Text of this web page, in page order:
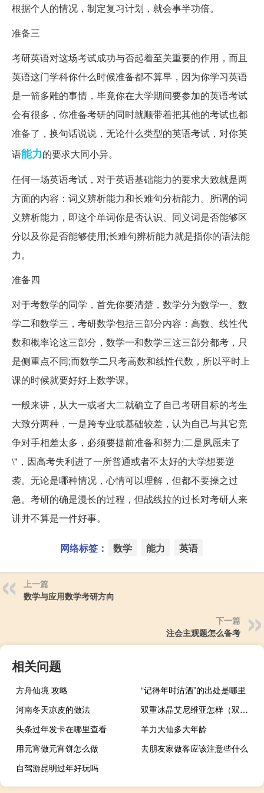
根据个人的情况，制定复习计划，就会事半功倍。
准备三
考研英语对这场考试成功与否起着至关重要的作用，而且
英语这门学科你什么时候准备都不算早，因为你学习英语
是一箭多雕的事情，毕竟你在大学期间要参加的英语考试
会有很多，你准备考研的同时就顺带着把其他的考试也都
准备了，换句话说说，无论什么类型的英语考试，对你英
语能力的要求大同小异。
任何一场英语考试，对于英语基础能力的要求大致就是两
方面的内容：词义辨析能力和长难句分析能力。所谓的词
义辨析能力，即这个单词你是否认识、同义词是否能够区
分以及你是否能够使用;长难句辨析能力就是指你的语法能
力。
准备四
对于考数学的同学，首先你要清楚，数学分为数学一、数
学二和数学三，考研数学包括三部分内容：高数、线性代
数和概率论这三部分，数学一和数学三这三部分都考，只
是侧重点不同;而数学二只考高数和线性代数，所以平时上
课的时候就要好好上数学课。
一般来讲，从大一或者大二就确立了自己考研目标的考生
大致分两种，一是跨专业或基础较差，认为自己与其它竞
争对手相差太多，必须要提前准备和努力;二是夙愿未了
\"，因高考失利进了一所普通或者不太好的大学想要逆
袭。无论是哪种情况，心情可以理解，但都不要操之过
急。考研的确是漫长的过程，但战线拉的过长对考研人来
讲并不算是一件好事。
网络标签： 数学 能力 英语
上一篇
数学与应用数学考研方向
下一篇
注会主观题怎么备考
相关问题
方舟仙境 攻略
“记得年时沽酒”的出处是哪里
河南冬天凉皮的做法
双重冰晶艾尼维亚怎样（双重冰晶艾尼维亚快吧）
头条过年发卡在哪里查看
羊力大仙多大年龄
用元宵做元宵饼怎么做
去朋友家做客应该注意些什么
自驾游昆明过年好玩吗